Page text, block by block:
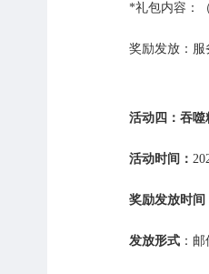
*礼包内容：
奖励发放：
活动四：吞
活动时间：
奖励发放时间
发放形式 ：